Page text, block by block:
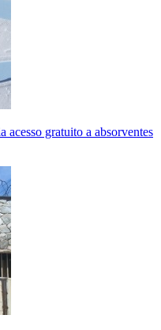
gratuito a absorventes